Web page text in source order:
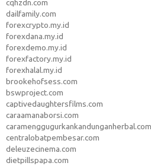
cqhzdn.com
dailfamily.com
forexcrypto.my.id
forexdana.my.id
forexdemo.my.id
forexfactory.my.id
forexhalal.my.id
brookehofsess.com
bswproject.com
captivedaughtersfilms.com
caraamanaborsi.com
caramenggugurkankandunganherbal.com
centralobatpembesar.com
deleuzecinema.com
dietpillspapa.com